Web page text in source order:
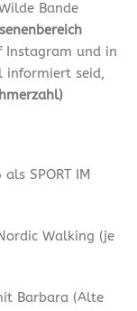
Bande
Instagram und in
informiert seid,
SPORT IM
Walking (je
Barbara (Alte